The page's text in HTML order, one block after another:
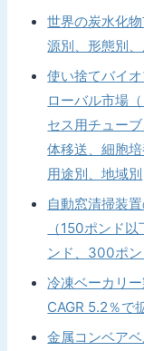
世界の炭水化
源別、形態別
使い捨てバイ
ローバル市場
セス用チュー
体移送、細胞
用途別、地域別
自動窓清掃装
（150ポンド
ンド、300ポン
冷凍ベーカリ
CAGR 5.2％で
金属コンベア